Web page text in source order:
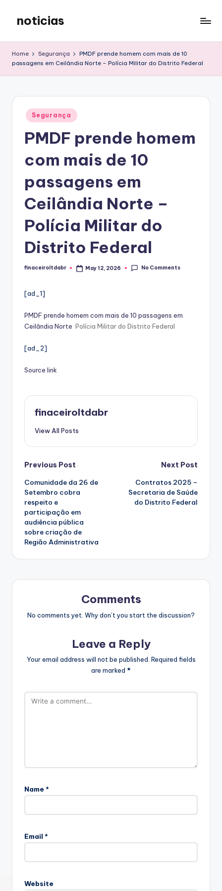
content
noticias
Home Segurança
PMDF prende homem com mais de 10
passagens em Ceilândia Norte – Polícia Militar do Distrito Federal
Posted
in
Segurança
PMDF prende homem
com mais de 10
passagens em
Ceilândia Norte –
Polícia Militar do
Distrito Federal
Posted
finaceiroltdabr May 12, 2026 No Comments
[ad_1]
PMDF prende homem com mais de 10 passagens em
Ceilândia Norte Polícia Militar do Distrito Federal
[ad_2]
Source link
finaceiroltdabr
View All Posts
Post
navigation
Previous Post
Comunidade da 26 de
Setembro cobra
respeito e
participação em
audiência pública
sobre criação de
Região Administrativa
Next Post
Contratos 2025 –
Secretaria de Saúde
do Distrito Federal
Comments
No comments yet. Why don’t you start the discussion?
Leave a Reply
Your email address will not be published. Required fields
are marked *
Name *
Email *
Website